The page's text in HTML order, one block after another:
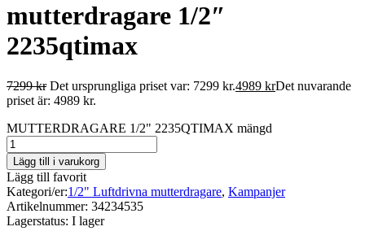
mutterdragare 1/2″
2235qtimax
7299kr Det ursprungliga priset var: 7299 kr.4989 krDet nuvarande
priset är: 4989 kr.
MUTTERDRAGARE 1/2" 2235QTIMAX mängd
Lägg till i varukorg
Lägg till favorit
Kategori/er:1/2" Luftdrivna mutterdragare, Kampanjer
Artikelnummer: 34234535
Lagerstatus: I lager